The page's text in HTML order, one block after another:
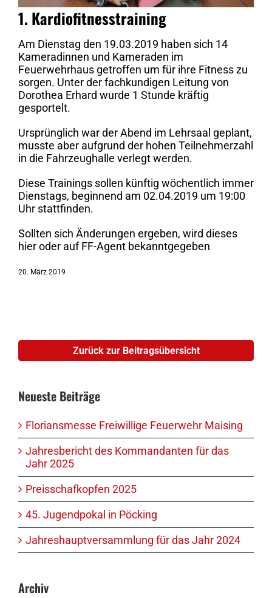
1. Kardiofitnesstraining
Am Dienstag den 19.03.2019 haben sich 14
Kameradinnen und Kameraden im
Feuerwehrhaus getroffen um für ihre Fitness zu
sorgen. Unter der fachkundigen Leitung von
Dorothea Erhard wurde 1 Stunde kräftig
gesportelt.
Ursprünglich war der Abend im Lehrsaal geplant,
musste aber aufgrund der hohen Teilnehmerzahl
in die Fahrzeughalle verlegt werden.
Diese Trainings sollen künftig wöchentlich immer
Dienstags, beginnend am 02.04.2019 um 19:00
Uhr stattfinden.
Sollten sich Änderungen ergeben, wird dieses
hier oder auf FF-Agent bekanntgegeben
20. März 2019
Zurück zur Beitragsübersicht
Neueste Beiträge
Floriansmesse Freiwillige Feuerwehr Maising
Jahresbericht des Kommandanten für das
Jahr 2025
Preisschafkopfen 2025
45. Jugendpokal in Pöcking
Jahreshauptversammlung für das Jahr 2024
Archiv